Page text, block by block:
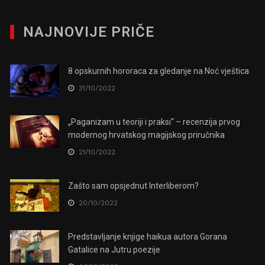
NAJNOVIJE PRIČE
8 opskurnih hororaca za gledanje na Noć vještica
31/10/2022
„Paganizam u teoriji i praksi“ – recenzija prvog
modernog hrvatskog magijskog priručnika
21/10/2022
Zašto sam opsjednut Interliberom?
20/10/2022
Predstavljanje knjige haikua autora Gorana
Gatalice na Jutru poezije